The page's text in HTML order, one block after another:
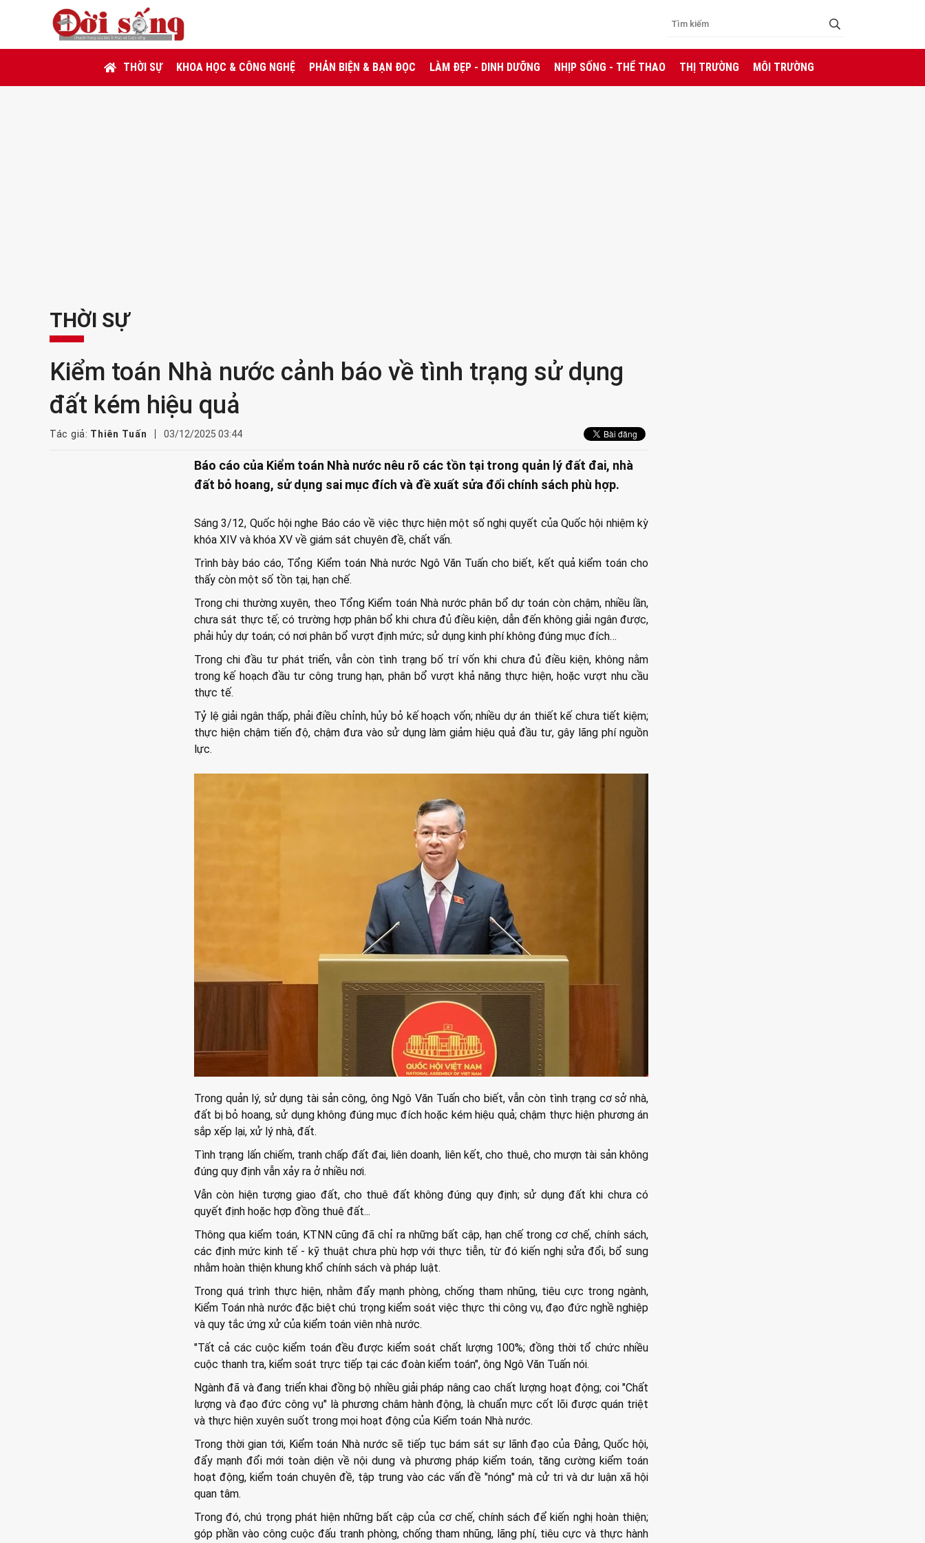
THỜI SỰ KHOA HỌC & CÔNG NGHỆ PHẢN BIỆN & BẠN ĐỌC LÀM ĐẸP - DINH DƯỠNG NHỊP SỐNG - THỂ THAO THỊ TRƯỜNG MÔI TRƯỜNG
THỜI SỰ
Kiểm toán Nhà nước cảnh báo về tình trạng sử dụng
đất kém hiệu quả
Tác giả: Thiên Tuấn 03/12/2025 03:44
Báo cáo của Kiểm toán Nhà nước nêu rõ các tồn tại trong quản lý đất đai, nhà
đất bỏ hoang, sử dụng sai mục đích và đề xuất sửa đổi chính sách phù hợp.
Sáng 3/12, Quốc hội nghe Báo cáo về việc thực hiện một số nghị quyết của Quốc hội nhiệm kỳ
khóa XIV và khóa XV về giám sát chuyên đề, chất vấn.
Trình bày báo cáo, Tổng Kiểm toán Nhà nước Ngô Văn Tuấn cho biết, kết quả kiểm toán cho
thấy còn một số tồn tại, hạn chế.
Trong chi thường xuyên, theo Tổng Kiểm toán Nhà nước phân bổ dự toán còn chậm, nhiều lần,
chưa sát thực tế; có trường hợp phân bổ khi chưa đủ điều kiện, dẫn đến không giải ngân được,
phải hủy dự toán; có nơi phân bổ vượt định mức; sử dụng kinh phí không đúng mục đích…
Trong chi đầu tư phát triển, vẫn còn tình trạng bố trí vốn khi chưa đủ điều kiện, không nằm
trong kế hoạch đầu tư công trung hạn, phân bổ vượt khả năng thực hiện, hoặc vượt nhu cầu
thực tế.
Tỷ lệ giải ngân thấp, phải điều chỉnh, hủy bỏ kế hoạch vốn; nhiều dự án thiết kế chưa tiết kiệm;
thực hiện chậm tiến độ, chậm đưa vào sử dụng làm giảm hiệu quả đầu tư, gây lãng phí nguồn
lực.
Trong quản lý, sử dụng tài sản công, ông Ngô Văn Tuấn cho biết, vẫn còn tình trạng cơ sở nhà,
đất bị bỏ hoang, sử dụng không đúng mục đích hoặc kém hiệu quả; chậm thực hiện phương án
sắp xếp lại, xử lý nhà, đất.
Tình trạng lấn chiếm, tranh chấp đất đai, liên doanh, liên kết, cho thuê, cho mượn tài sản không
đúng quy định vẫn xảy ra ở nhiều nơi.
Vẫn còn hiện tượng giao đất, cho thuê đất không đúng quy định; sử dụng đất khi chưa có
quyết định hoặc hợp đồng thuê đất...
Thông qua kiểm toán, KTNN cũng đã chỉ ra những bất cập, hạn chế trong cơ chế, chính sách,
các định mức kinh tế - kỹ thuật chưa phù hợp với thực tiễn, từ đó kiến nghị sửa đổi, bổ sung
nhằm hoàn thiện khung khổ chính sách và pháp luật.
Trong quá trình thực hiện, nhằm đẩy mạnh phòng, chống tham nhũng, tiêu cực trong ngành,
Kiểm Toán nhà nước đặc biệt chú trọng kiểm soát việc thực thi công vụ, đạo đức nghề nghiệp
và quy tắc ứng xử của kiểm toán viên nhà nước.
"Tất cả các cuộc kiểm toán đều được kiểm soát chất lượng 100%; đồng thời tổ chức nhiều
cuộc thanh tra, kiểm soát trực tiếp tại các đoàn kiểm toán", ông Ngô Văn Tuấn nói.
Ngành đã và đang triển khai đồng bộ nhiều giải pháp nâng cao chất lượng hoạt động; coi "Chất
lượng và đạo đức công vụ" là phương châm hành động, là chuẩn mực cốt lõi được quán triệt
và thực hiện xuyên suốt trong mọi hoạt động của Kiểm toán Nhà nước.
Trong thời gian tới, Kiểm toán Nhà nước sẽ tiếp tục bám sát sự lãnh đạo của Đảng, Quốc hội,
đẩy mạnh đổi mới toàn diện về nội dung và phương pháp kiểm toán, tăng cường kiểm toán
hoạt động, kiểm toán chuyên đề, tập trung vào các vấn đề "nóng" mà cử tri và dư luận xã hội
quan tâm.
Trong đó, chú trọng phát hiện những bất cập của cơ chế, chính sách để kiến nghị hoàn thiện;
góp phần vào công cuộc đấu tranh phòng, chống tham nhũng, lãng phí, tiêu cực và thực hành